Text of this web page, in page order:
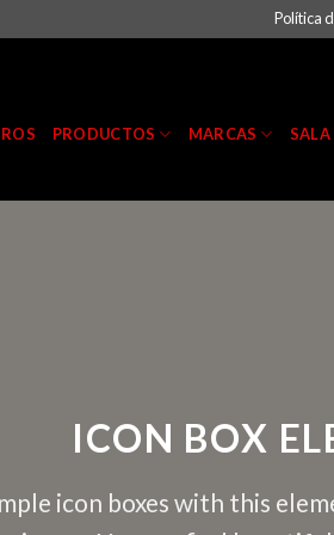
Política
PRODUCTOS MARCAS SALA
ICON BOX
icon boxes with this